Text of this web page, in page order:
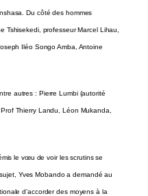
Du côté des hommes
Tshisekedi, professeur Marcel Lihau,
Iléo Songo Amba, Antoine
autres : Pierre Lumbi (autorité
Thierry Landu, Léon Mukanda,
le vœu de voir les scrutins se
Yves Mobando a demandé au
d’accorder des moyens à la